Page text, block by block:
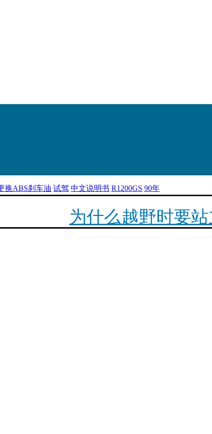
换ABS刹车油 试驾 中文说明书 R1200GS 90年
为什么越野时要